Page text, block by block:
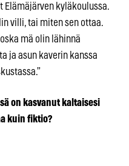
Elämäjärven kyläkoulussa.
villi, tai miten sen ottaa.
mä olin lähinnä
ja asun kaverin kanssa
on kasvanut kaltaisesi
kuin fiktio?